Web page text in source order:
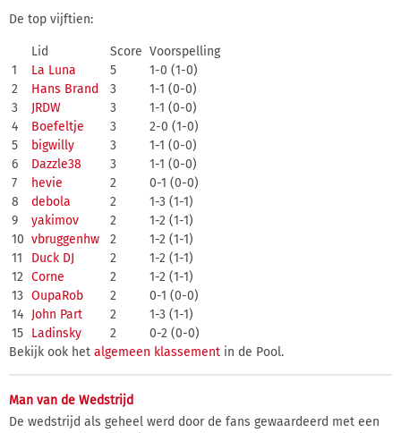
De top vijftien:
Lid Score Voorspelling
1
La Luna 5
1-0 (1-0)
2
Hans Brand 3
1-1 (0-0)
3
JRDW 3
1-1 (0-0)
4
Boefeltje 3
2-0 (1-0)
5
bigwilly 3
1-1 (0-0)
6
Dazzle38 3
1-1 (0-0)
7
hevie 2
0-1 (0-0)
8
debola 2
1-3 (1-1)
9
yakimov 2
1-2 (1-1)
10 vbruggenhw 2
1-2 (1-1)
11
Duck DJ 2
1-2 (1-1)
12 Corne 2
1-2 (1-1)
13 OupaRob 2
0-1 (0-0)
14 John Part 2
1-3 (1-1)
15 Ladinsky 2
0-2 (0-0)
Bekijk ook het algemeen klassement in de Pool.
Man van de Wedstrijd
De wedstrijd als geheel werd door de fans gewaardeerd met een